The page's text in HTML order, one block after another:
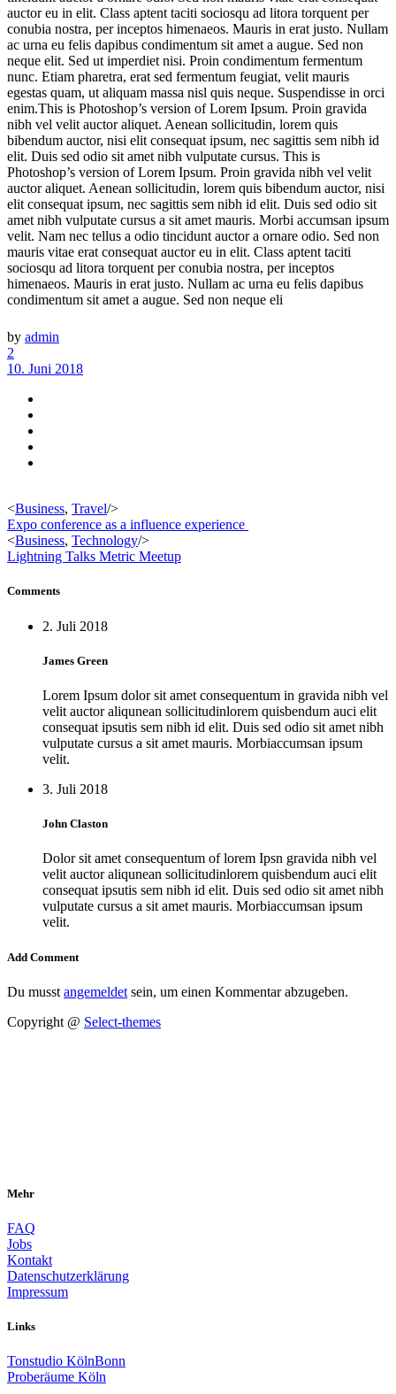
auctor eu in elit. Class aptent taciti sociosqu ad litora torquent per
conubia nostra, per inceptos himenaeos. Mauris in erat justo. Nullam
ac urna eu felis dapibus condimentum sit amet a augue. Sed non
neque elit. Sed ut imperdiet nisi. Proin condimentum fermentum
nunc. Etiam pharetra, erat sed fermentum feugiat, velit mauris
egestas quam, ut aliquam massa nisl quis neque. Suspendisse in orci
enim.This is Photoshop’s version of Lorem Ipsum. Proin gravida
nibh vel velit auctor aliquet. Aenean sollicitudin, lorem quis
bibendum auctor, nisi elit consequat ipsum, nec sagittis sem nibh id
elit. Duis sed odio sit amet nibh vulputate cursus. This is
Photoshop’s version of Lorem Ipsum. Proin gravida nibh vel velit
auctor aliquet. Aenean sollicitudin, lorem quis bibendum auctor, nisi
elit consequat ipsum, nec sagittis sem nibh id elit. Duis sed odio sit
amet nibh vulputate cursus a sit amet mauris. Morbi accumsan ipsum
velit. Nam nec tellus a odio tincidunt auctor a ornare odio. Sed non
mauris vitae erat consequat auctor eu in elit. Class aptent taciti
sociosqu ad litora torquent per conubia nostra, per inceptos
himenaeos. Mauris in erat justo. Nullam ac urna eu felis dapibus
condimentum sit amet a augue. Sed non neque eli
by admin
2
10. Juni 2018
<Business, Travel/>
Expo conference as a influence experience
<Business, Technology/>
Lightning Talks Metric Meetup
Comments
2. Juli 2018
James Green
Lorem Ipsum dolor sit amet consequentum in gravida nibh vel
velit auctor aliqunean sollicitudinlorem quisbendum auci elit
consequat ipsutis sem nibh id elit. Duis sed odio sit amet nibh
vulputate cursus a sit amet mauris. Morbiaccumsan ipsum
velit.
3. Juli 2018
John Claston
Dolor sit amet consequentum of lorem Ipsn gravida nibh vel
velit auctor aliqunean sollicitudinlorem quisbendum auci elit
consequat ipsutis sem nibh id elit. Duis sed odio sit amet nibh
vulputate cursus a sit amet mauris. Morbiaccumsan ipsum
velit.
Add Comment
Du musst angemeldet sein, um einen Kommentar abzugeben.
Copyright @ Select-themes
Mehr
FAQ
Jobs
Kontakt
Datenschutzerklärung
Impressum
Links
Tonstudio KölnBonn
Proberäume Köln